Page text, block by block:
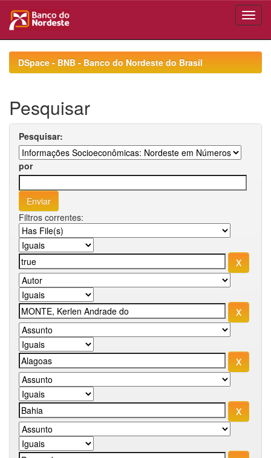
navigationDSpace - BNB - Banco do Nordeste do Brasil
Pesquisar
Pesquisar:
por
Filtros correntes: